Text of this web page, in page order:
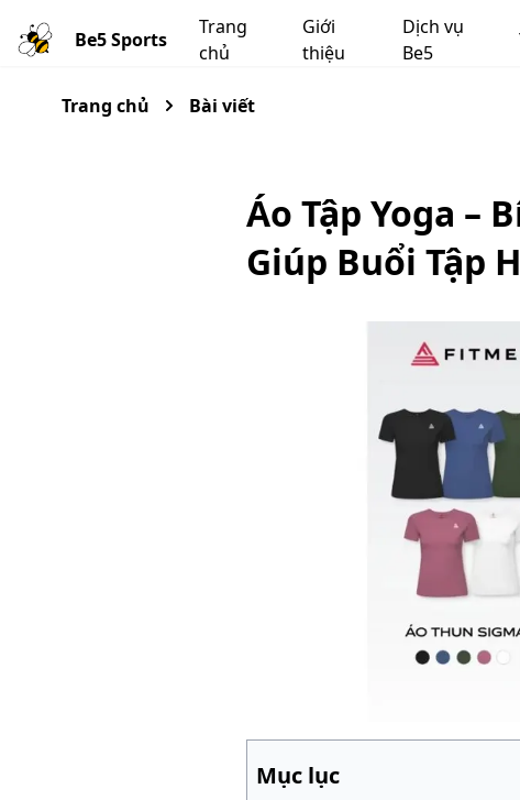
Be5 Sports
Trang
chủ
Giới
thiệu
Dịch vụ
Be5
Trang chủ Bài viết
Áo Tập Yoga –
Giúp Buổi Tập
Mục lục